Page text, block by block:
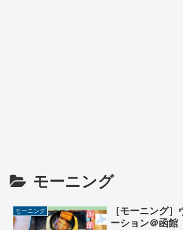
モーニング
モーニング
［モーニング
ーション＠函館